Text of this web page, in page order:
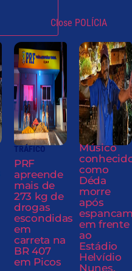
Close POLÍCIA
TRÁFICO
PRF
apreende
mais de
273 kg de
drogas
escondidas
em
carreta na
BR 407
em Picos
Músico
como
Déda
morre
após
em frente
ao
Estádio
Helvídio
Nunes,